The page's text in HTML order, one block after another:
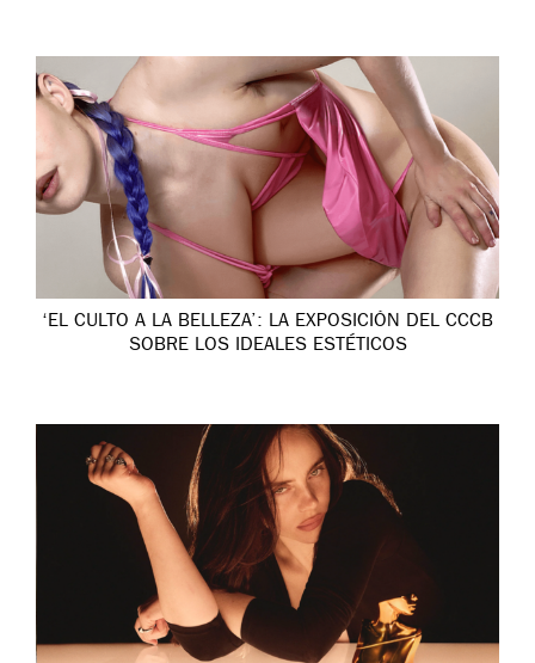
‘EL CULTO A LA BELLEZA’: LA EXPOSICIÓN DEL CCCB
SOBRE LOS IDEALES ESTÉTICOS